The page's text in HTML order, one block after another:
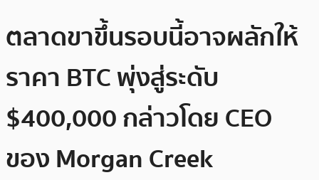
ตลาดขาขึ้นรอบนี้อาจผลักให้
ราคา BTC พุ่งสู่ระดับ
$400,000 กล่าวโดย CEO
ของ Morgan Creek